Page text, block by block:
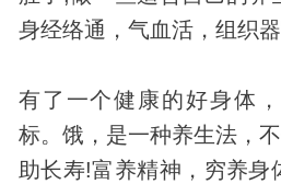
身经络通，气血活，组织器
有了一个健康的好身体
标。饿，是一种养生法，
助长寿!富养精神，穷养身